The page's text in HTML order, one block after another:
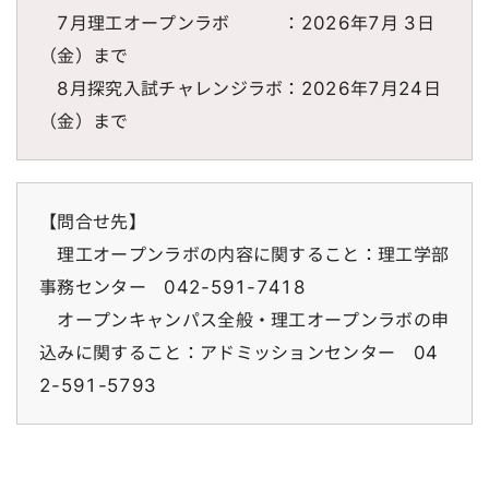
7月理工オープンラボ ：2026年7月 3日
（金）まで
8月探究入試チャレンジラボ：2026年7月24日
（金）まで
【問合せ先】
理工オープンラボの内容に関すること：理工学部
事務センター 042-591-7418
オープンキャンパス全般・理工オープンラボの申
込みに関すること：アドミッションセンター 04
2-591-5793